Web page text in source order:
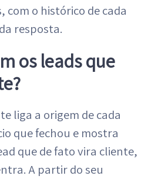
com o histórico de cada
resposta.
os leads que
liga a origem de cada
que fechou e mostra
que de fato vira cliente,
A partir do seu